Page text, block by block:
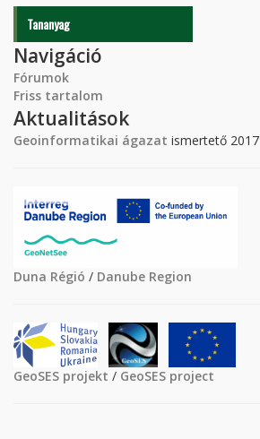
Tananyag
Navigáció
Fórumok
Friss tartalom
Aktualitások
Geoinformatikai ágazat ismertető 2017
Duna Régió / Danube Region
GeoSES projekt / GeoSES project